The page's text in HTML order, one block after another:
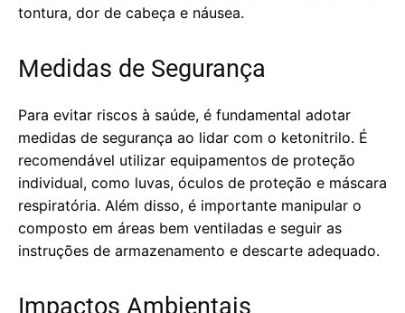
tontura, dor de cabeça e náusea.
Medidas de Segurança
Para evitar riscos à saúde, é fundamental adotar
medidas de segurança ao lidar com o ketonitrilo. É
recomendável utilizar equipamentos de proteção
individual, como luvas, óculos de proteção e máscara
respiratória. Além disso, é importante manipular o
composto em áreas bem ventiladas e seguir as
instruções de armazenamento e descarte adequado.
Impactos Ambientais